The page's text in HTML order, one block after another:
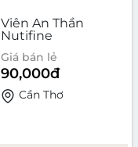
Viên An Thần
Nutifine
Giá bán lẻ
90,000đ
Cần Thơ